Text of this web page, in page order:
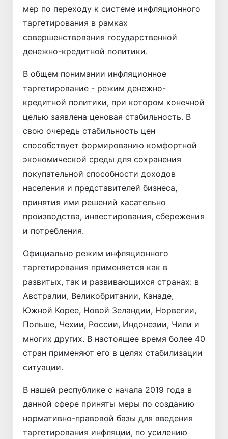
мер по переходу к системе инфляционного
таргетирования в рамках
совершенствования государственной
денежно-кредитной политики.
В общем понимании инфляционное
таргетирование - режим денежно-
кредитной политики, при котором конечной
целью заявлена ценовая стабильность. В
свою очередь стабильность цен
способствует формированию комфортной
экономической среды для сохранения
покупательной способности доходов
населения и представителей бизнеса,
принятия ими решений касательно
производства, инвестирования, сбережения
и потребления.
Официально режим инфляционного
таргетирования применяется как в
развитых, так и развивающихся странах: в
Австралии, Великобритании, Канаде,
Южной Корее, Новой Зеландии, Норвегии,
Польше, Чехии, России, Индонезии, Чили и
многих других. В настоящее время более 40
стран применяют его в целях стабилизации
ситуации.
В нашей республике с начала 2019 года в
данной сфере приняты меры по созданию
нормативно-правовой базы для введения
таргетирования инфляции, по усилению